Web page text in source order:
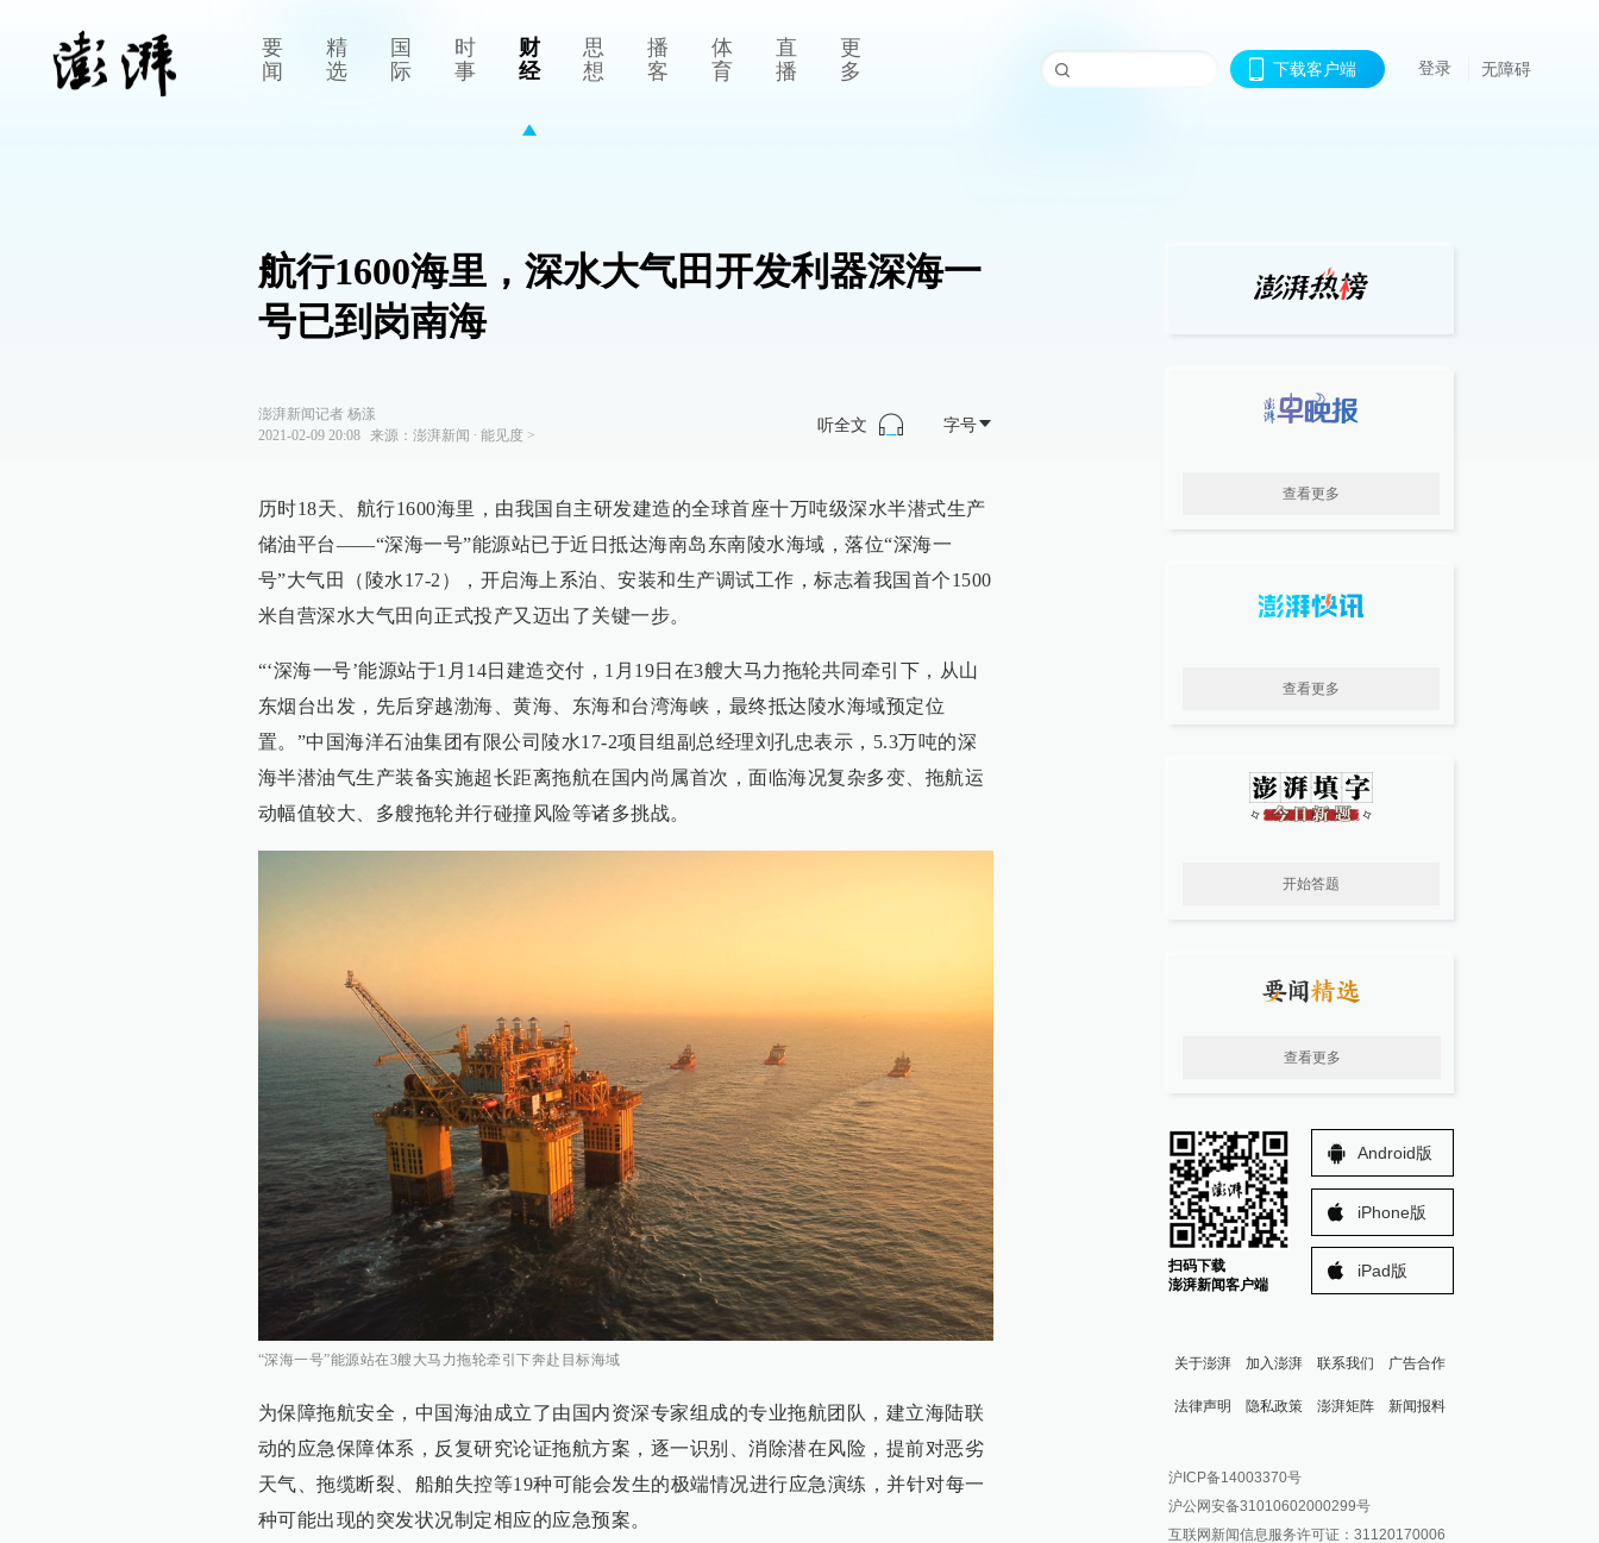
要
闻
精
选
国
际
时
事
财
经
思
想
播
客
体
育
直
播
更
多
下载客户端 登录 无障碍
航行1600海里，深水大气田开发利器深海一
号已到岗南海
澎湃新闻记者 杨漾
2021-02-09 20:08
来源： 澎湃新闻 ∙ 能见度>
听全文 字号
历时18天、航行1600海里，由我国自主研发建造的全球首座十万吨级深水半潜式生产
储油平台——“深海一号”能源站已于近日抵达海南岛东南陵水海域，落位“深海一
号”大气田（陵水17-2），开启海上系泊、安装和生产调试工作，标志着我国首个1500
米自营深水大气田向正式投产又迈出了关键一步。
“‘深海一号’能源站于1月14日建造交付，1月19日在3艘大马力拖轮共同牵引下，从山
东烟台出发，先后穿越渤海、黄海、东海和台湾海峡，最终抵达陵水海域预定位
置。”中国海洋石油集团有限公司陵水17-2项目组副总经理刘孔忠表示，5.3万吨的深
海半潜油气生产装备实施超长距离拖航在国内尚属首次，面临海况复杂多变、拖航运
动幅值较大、多艘拖轮并行碰撞风险等诸多挑战。
“深海一号”能源站在3艘大马力拖轮牵引下奔赴目标海域
为保障拖航安全，中国海油成立了由国内资深专家组成的专业拖航团队，建立海陆联
动的应急保障体系，反复研究论证拖航方案，逐一识别、消除潜在风险，提前对恶劣
天气、拖缆断裂、船舶失控等19种可能会发生的极端情况进行应急演练，并针对每一
种可能出现的突发状况制定相应的应急预案。
查看更多
查看更多
开始答题
查看更多
扫码下载
澎湃新闻客户端
Android版
iPhone版
iPad版
关于澎湃 加入澎湃 联系我们 广告合作
法律声明 隐私政策 澎湃矩阵
澎湃新闻公众号
澎湃新闻抖音号
新闻报料
报料邮箱: news@thepaper.cn
沪ICP备14003370号
沪公网安备31010602000299号
互联网新闻信息服务许可证：31120170006